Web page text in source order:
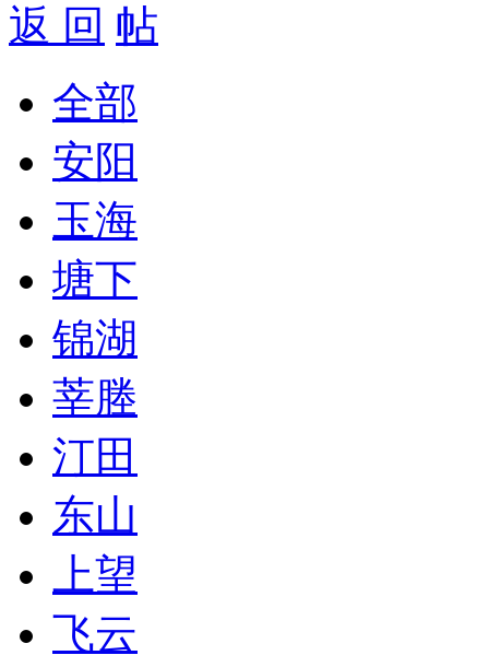
返 回
全部
安阳
玉海
塘下
锦湖
莘塍
汀田
东山
上望
飞云